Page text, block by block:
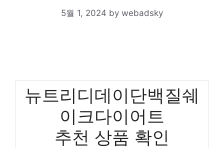
5월 1, 2024 by webadsky
뉴트리디데이단백질쉐
이크다이어트
추천 상품 확인